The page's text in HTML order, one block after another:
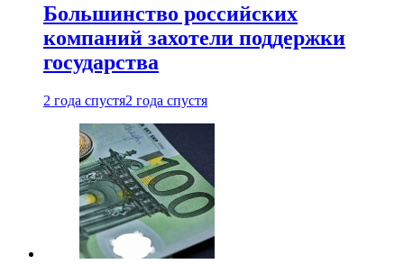
Большинство российских
компаний захотели поддержки
государства
2 года спустя2 года спустя